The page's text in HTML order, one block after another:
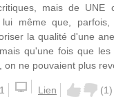
mais de UNE
lui même que,
la qualité d'une
qu'une fois que
on ne pouvaient plus
Lien (1)